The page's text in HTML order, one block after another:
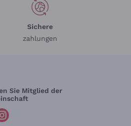
Sichere
zahlungen
Sie Mitglied der